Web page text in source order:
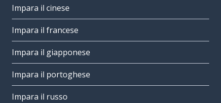
Impara il cinese
Impara il francese
Impara il giapponese
Impara il portoghese
Impara il russo